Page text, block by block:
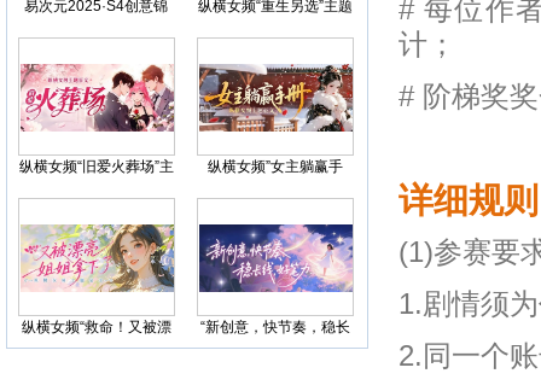
易次元2025·S4创意锦
纵横女频“重生另选”主题
纵横女频“旧爱火葬场”主
纵横女频”女主躺赢手
纵横女频“救命！又被漂
亮姐姐拿下了”主题征文
“新创意，快节奏，稳长
线，好笔力”七猫女频创
# 每位作
计；
# 阶梯奖
详细规则
(1)参赛要
1.剧情须
2.同一个